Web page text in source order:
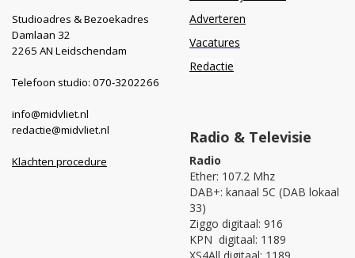
Studioadres & Bezoekadres
Damlaan 32
2265 AN Leidschendam
Telefoon studio: 070-3202266
info@midvliet.nl
redactie@midvliet.nl
Klachten procedure
Adverteren
Vacatures
Redactie
Radio & Televisie
Radio
Ether: 107.2 Mhz
DAB+: kanaal 5C (DAB lokaal
33)
Ziggo digitaal: 916
KPN digitaal: 1189
XS4All digitaal: 1189